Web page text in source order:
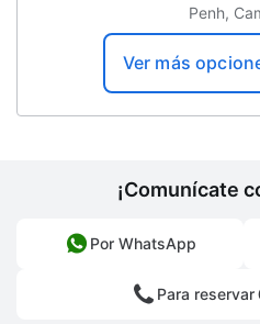
Snack bar
Estacionamiento
Espacio para
Solárium
Penh,
Ver más
¡Comunícate
Por WhatsApp
Para reservar